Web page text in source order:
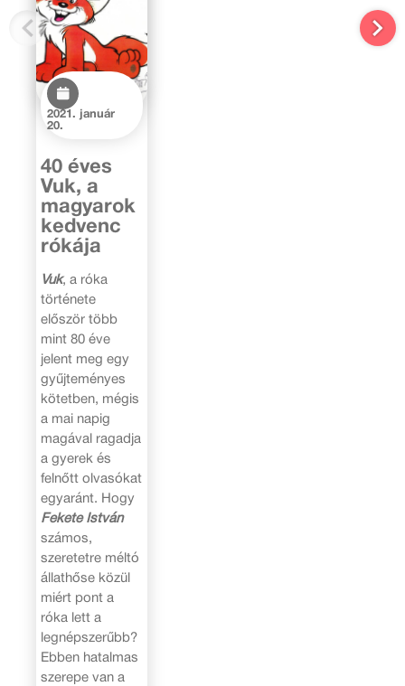
2021. január
20.
40 éves
Vuk, a
magyarok
kedvenc
rókája
Vuk, a róka
története
először több
mint 80 éve
jelent meg egy
gyűjteményes
kötetben, mégis
a mai napig
magával ragadja
a gyerek és
felnőtt olvasókat
egyaránt. Hogy
Fekete István
számos,
szeretetre méltó
állathőse közül
miért pont a
róka lett a
legnépszerűbb?
Ebben hatalmas
szerepe van a